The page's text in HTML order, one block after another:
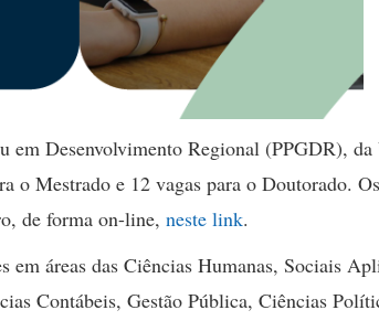
em Desenvolvimento Regional (PPGDR),
o Mestrado e 12 vagas para o Doutorado. Os
de forma on-line, neste link.
em áreas das Ciências Humanas, Sociais
Contábeis, Gestão Pública, Ciências